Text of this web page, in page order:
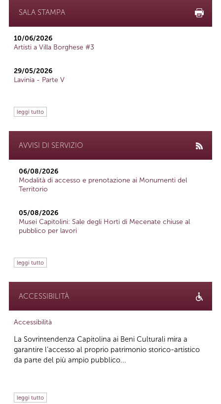
SALA STAMPA
10/06/2026
Artisti a Villa Borghese #3
29/05/2026
Lavinia - Parte V
leggi tutto
AVVISI DI SERVIZIO
06/08/2026
Modalità di accesso e prenotazione ai Monumenti del
Territorio
05/08/2026
Musei Capitolini: Sale degli Horti di Mecenate chiuse al
pubblico per lavori
leggi tutto
ACCESSIBILITÀ
Accessibilità
La Sovrintendenza Capitolina ai Beni Culturali mira a
garantire l’accesso al proprio patrimonio storico-artistico
da parte del più ampio pubblico...
leggi tutto